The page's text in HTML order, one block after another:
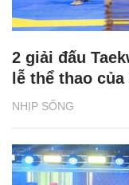
NHỊP SỐNG
2 giải đấu
lễ thể thao